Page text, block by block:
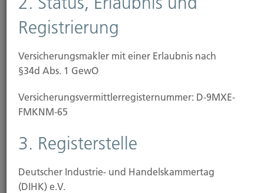
Rohrbruch sowie
Sturm und Hagel
Schäden durch Hochwasser oder Schneelast fallen
nicht unter den Schutz einer klassischen
Extremwetter durch den fortschreitenden
Klimawandel machen zusätzlichen
empfehlen wir den Abschluss einer
Diese zahlt bei Schäden durch
Registrierung
Versicherungsmakler mit einer Erlaubnis nach
§34d Abs. 1 GewO
Versicherungs­vermittler­registernummer: D-9MXE-
FMKNM-65
3. Registerstelle
Deutscher Industrie- und Handelskammertag
(DIHK) e.V.